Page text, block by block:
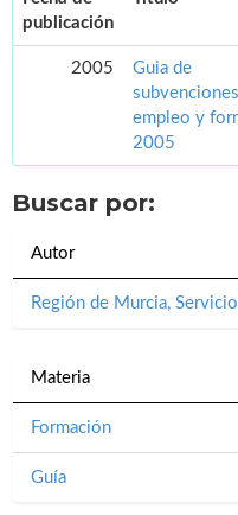
publicación
2005
Guia de
empleo y
2005
Buscar por:
Autor
Región de Murcia,
Materia
Formación
Guía